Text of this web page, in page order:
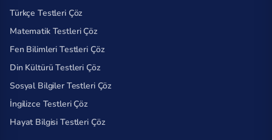
Türkçe Testleri Çöz
Matematik Testleri Çöz
Fen Bilimleri Testleri Çöz
Din Kültürü Testleri Çöz
Sosyal Bilgiler Testleri Çöz
İngilizce Testleri Çöz
Hayat Bilgisi Testleri Çöz